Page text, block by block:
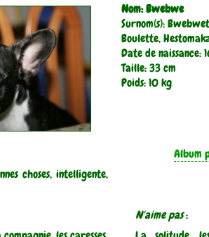
Nom: Bwebwe
Surnom(s):
Boulette,
Date de naissance:
Taille: 33 cm
Poids: 10 kg
choses, intelligente,
Album
N'aime pas: